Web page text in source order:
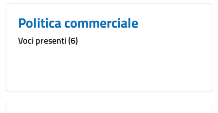
Politica commerciale
Voci presenti (6)